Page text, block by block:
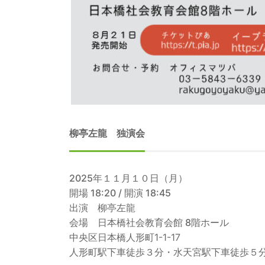
柳亭左龍 独演会
2025年１１月１０日（月）
開場 18:20 / 開演 18:45
出演 柳亭左龍
会場 日本橋社会教育会館 8階ホール
中央区日本橋人形町1-1-17
人形町駅下車徒歩３分・水天宮駅下車徒歩５